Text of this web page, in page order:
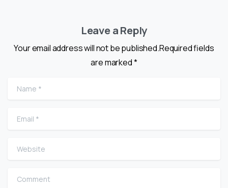
Leave a Reply
Your email address will not be published.Required fields
are marked *
Name
Email
Website
Comment